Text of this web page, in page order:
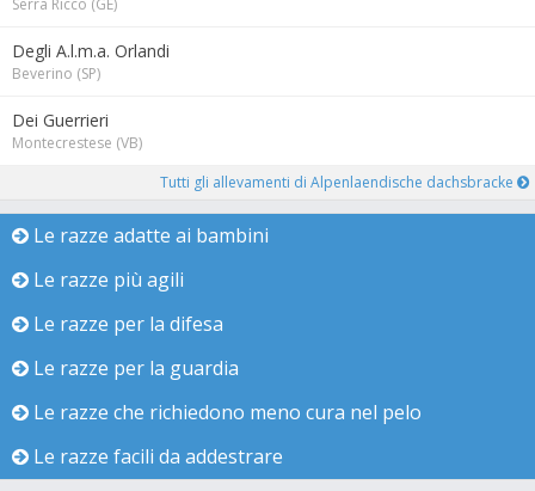
Serra Ricco (GE)
Degli A.l.m.a. Orlandi
Beverino (SP)
Dei Guerrieri
Montecrestese (VB)
Tutti gli allevamenti di Alpenlaendische dachsbracke
Le razze adatte ai bambini
Le razze più agili
Le razze per la difesa
Le razze per la guardia
Le razze che richiedono meno cura nel pelo
Le razze facili da addestrare